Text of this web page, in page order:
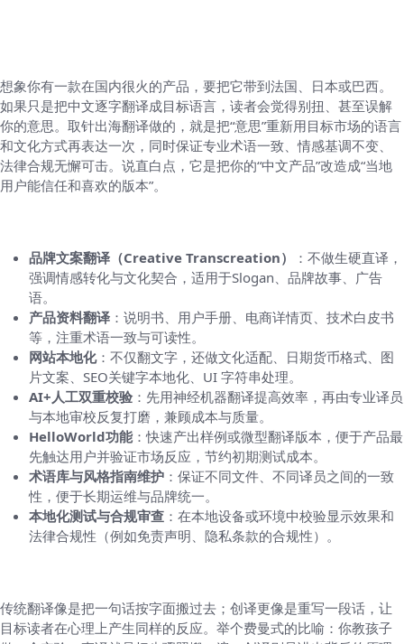
想象你有一款在国内很火的产品，要把它带到法国、日本或巴西。
如果只是把中文逐字翻译成目标语言，读者会觉得别扭、甚至误解
你的意思。取针出海翻译做的，就是把“意思”重新用目标市场的语言
和文化方式再表达一次，同时保证专业术语一致、情感基调不变、
法律合规无懈可击。说直白点，它是把你的“中文产品”改造成“当地
用户能信任和喜欢的版本”。
品牌文案翻译（Creative Transcreation）
：不做生硬直译，
强调情感转化与文化契合，适用于Slogan、品牌故事、广告
语。
产品资料翻译 ：说明书、用户手册、电商详情页、技术白皮书
等，注重术语一致与可读性。
网站本地化：不仅翻文字，还做文化适配、日期货币格式、图
片文案、SEO关键字本地化、UI 字符串处理。
AI+人工双重校验：先用神经机器翻译提高效率，再由专业译员
与本地审校反复打磨，兼顾成本与质量。
HelloWorld功能：快速产出样例或微型翻译版本，便于产品最
先触达用户并验证市场反应，节约初期测试成本。
术语库与风格指南维护 ：保证不同文件、不同译员之间的一致
性，便于长期运维与品牌统一。
本地化测试与合规审查 ：在本地设备或环境中校验显示效果和
法律合规性（例如免责声明、隐私条款的合规性）。
传统翻译像是把一句话按字面搬过去；创译更像是重写一段话，让
目标读者在心理上产生同样的反应。举个费曼式的比喻：你教孩子